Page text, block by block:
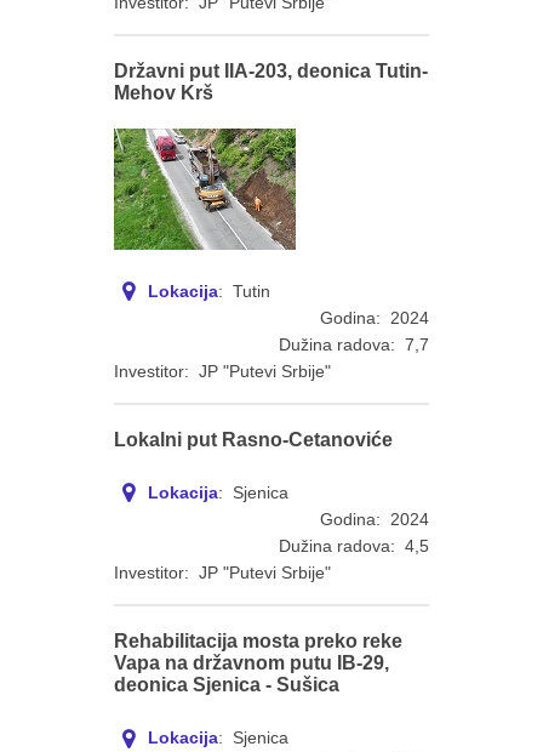
Državni put IIA-203, deonica Tutin-
Mehov Krš
Lokacija: Tutin
Godina: 2024
Dužina radova: 7,7
Investitor: JP "Putevi Srbije"
Lokalni put Rasno-Cetanoviće
Lokacija: Sjenica
Godina: 2024
Dužina radova: 4,5
Investitor: JP "Putevi Srbije"
Rehabilitacija mosta preko reke
Vapa na državnom putu IB-29,
deonica Sjenica - Sušica
Lokacija: Sjenica